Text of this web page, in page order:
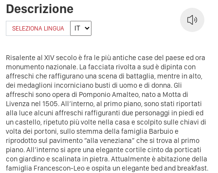
Descrizione
SELEZIONA LINGUA
Risalente al XIV secolo è fra le più antiche case del paese ed ora
monumento nazionale. La facciata rivolta a sud è dipinta con
affreschi che raffigurano una scena di battaglia, mentre in alto,
dei medaglioni incorniciano busti di uomo e di donna. Gli
affreschi sono opera di Pomponio Amalteo, nato a Motta di
Livenza nel 1505. All’interno, al primo piano, sono stati riportati
alla luce alcuni affreschi raffiguranti due personaggi in piedi ed
un castello, ripetuto più volte nella casa e scolpito sulle chiavi di
volta dei portoni, sullo stemma della famiglia Barbuio e
riprodotto sul pavimento “alla veneziana” che si trova al primo
piano. All’interno si apre una elegante cortile cinto da porticati
con giardino e scalinata in pietra. Attualmente è abitazione della
famiglia Francescon-Leo e ospita un elegante bed and breakfast.